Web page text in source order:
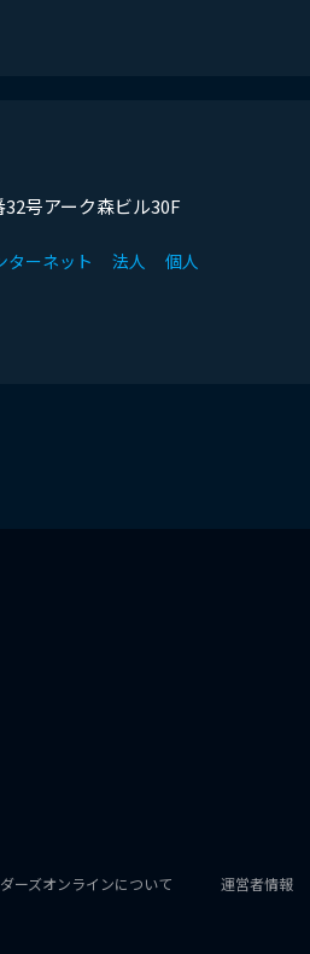
号アーク森ビル30F
ターネット 法人 個人
ーズオンラインについて 運営者情報